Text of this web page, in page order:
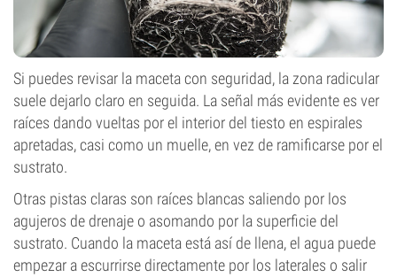
Si puedes revisar la maceta con seguridad, la zona radicular
suele dejarlo claro en seguida. La señal más evidente es ver
raíces dando vueltas por el interior del tiesto en espirales
apretadas, casi como un muelle, en vez de ramificarse por el
sustrato.
Otras pistas claras son raíces blancas saliendo por los
agujeros de drenaje o asomando por la superficie del
sustrato. Cuando la maceta está así de llena, el agua puede
empezar a escurrirse directamente por los laterales o salir